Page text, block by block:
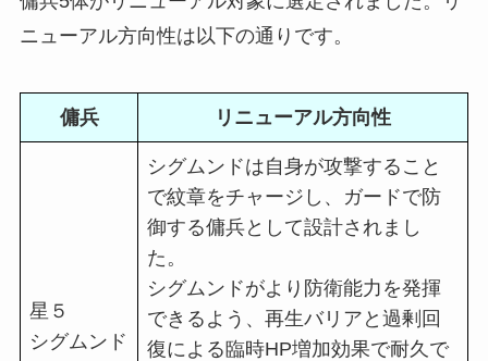
ニューアル方向性は以下の通りです。
傭兵 リニューアル方向性
星５
シグムンド
シグムンドは自身が攻撃すること
で紋章をチャージし、ガードで防
御する傭兵として設計されまし
た。
シグムンドがより防衛能力を発揮
できるよう、再生バリアと過剰回
復による臨時HP増加効果で耐久で